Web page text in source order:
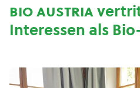
bio austria
Interessen als